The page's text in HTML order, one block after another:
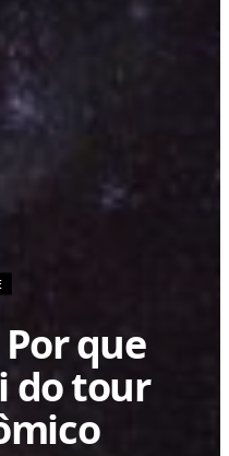
que
do tour